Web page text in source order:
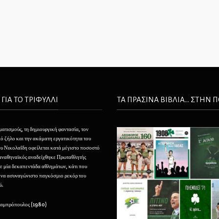
ΤΟ ΤΡΙΦΥΛΛΙ
τη δημιουργική φαντασία, τον
ζήλο και την ακάματη εργατικότητα του
Νικολαΐδη οφείλεται κατά μέγιστο ποσοστό
αναδείχθηκε Πρωταθλητής
μία δεκαπεντάδα αθλημάτων, κάτι που
ασυναγώνιστο παγκόσμιο ρεκόρ του
(1980)
Θέλουμε να φτιάξουμε τον Παναθηναϊκό μας σαν ένα
τεράστιο, αφάνταστο φάρο που να φαίνεται από τα
πέρατα της ελληνικής οικουμένης και που να
με την αίγλη του και να καθοδηγεί την νεότητα εις
μεγάλους κόλπους του.
– Μιχάλης Παπάζογλου (1929)
ΤΑ ΠΡΑΣΙΝΑ ΒΙΒΛΙΑ... ΣΤΗΝ